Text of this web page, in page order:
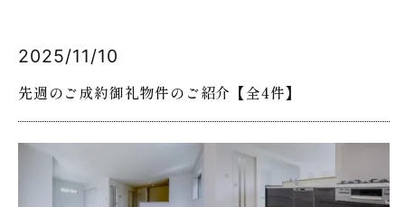
2025/11/10
先週のご成約御礼物件のご紹介【全4件】